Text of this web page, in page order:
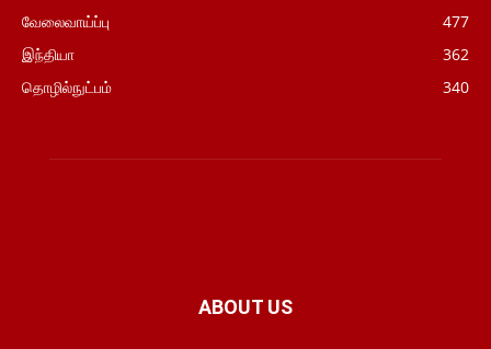
வேலைவாய்ப்பு
477
இந்தியா
362
தொழில்நுட்பம்
340
ABOUT US